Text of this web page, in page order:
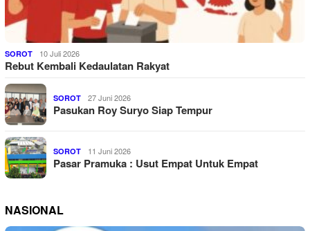
SOROT 10 Juli 2026
Rebut Kembali Kedaulatan Rakyat
SOROT 27 Juni 2026
Pasukan Roy Suryo Siap Tempur
SOROT 11 Juni 2026
Pasar Pramuka : Usut Empat Untuk Empat
NASIONAL